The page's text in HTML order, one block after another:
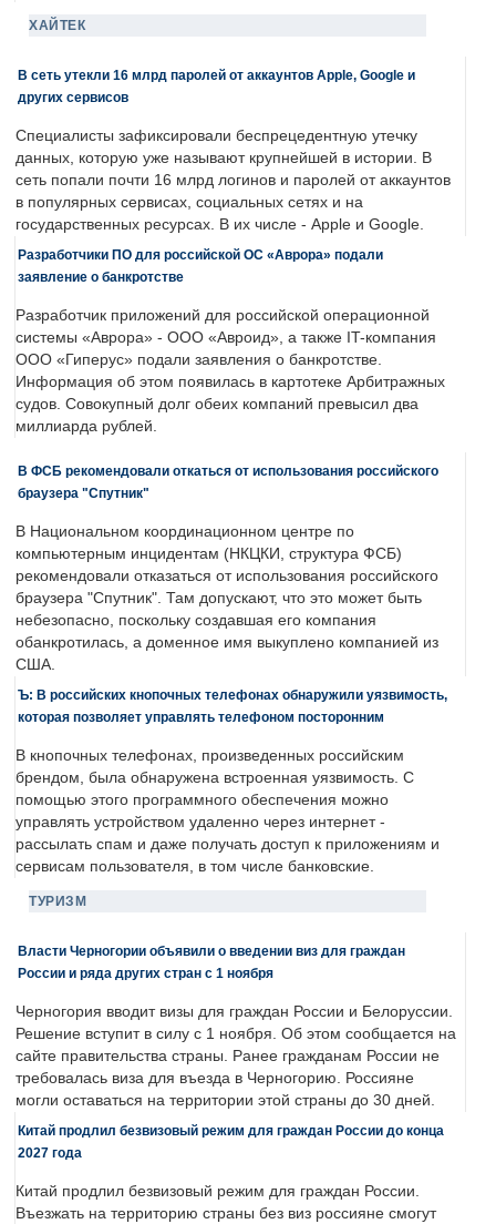
ХАЙТЕК
В сеть утекли 16 млрд паролей от аккаунтов Apple, Google и
других сервисов
Специалисты зафиксировали беспрецедентную утечку
данных, которую уже называют крупнейшей в истории. В
сеть попали почти 16 млрд логинов и паролей от аккаунтов
в популярных сервисах, социальных сетях и на
государственных ресурсах. В их числе - Apple и Google.
Разработчики ПО для российской ОС «Аврора» подали
заявление о банкротстве
Разработчик приложений для российской операционной
системы «Аврора» - ООО «Авроид», а также IT-компания
ООО «Гиперус» подали заявления о банкротстве.
Информация об этом появилась в картотеке Арбитражных
судов. Совокупный долг обеих компаний превысил два
миллиарда рублей.
В ФСБ рекомендовали откаться от использования российского
браузера "Спутник"
В Национальном координационном центре по
компьютерным инцидентам (НКЦКИ, структура ФСБ)
рекомендовали отказаться от использования российского
браузера "Спутник". Там допускают, что это может быть
небезопасно, поскольку создавшая его компания
обанкротилась, а доменное имя выкуплено компанией из
США.
Ъ: В российских кнопочных телефонах обнаружили уязвимость,
которая позволяет управлять телефоном посторонним
В кнопочных телефонах, произведенных российским
брендом, была обнаружена встроенная уязвимость. С
помощью этого программного обеспечения можно
управлять устройством удаленно через интернет -
рассылать спам и даже получать доступ к приложениям и
сервисам пользователя, в том числе банковские.
ТУРИЗМ
Власти Черногории объявили о введении виз для граждан
России и ряда других стран с 1 ноября
Черногория вводит визы для граждан России и Белоруссии.
Решение вступит в силу с 1 ноября. Об этом сообщается на
сайте правительства страны. Ранее гражданам России не
требовалась виза для въезда в Черногорию. Россияне
могли оставаться на территории этой страны до 30 дней.
Китай продлил безвизовый режим для граждан России до конца
2027 года
Китай продлил безвизовый режим для граждан России.
Въезжать на территорию страны без виз россияне смогут